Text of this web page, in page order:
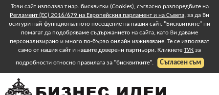
Този сайт използва т.нар. бисквитки (Cookies), съгласно разпоредбите на
Регламент (ЕС) 2016/679 на Европейския парламент и на Съвета, за да Ви
осигури най-функционалното посещение на нашия сайт. "Бисквитките" ни
помагат да подобряваме съдържанието на сайта, като Ви даваме
персонализирано и много по-бързо онлайн изживяване. Те се използват
само от нашия сайт и нашите доверени партньори. Кликнете ТУК за
подробности относно правилата за "бисквитките".
Съгласен съм